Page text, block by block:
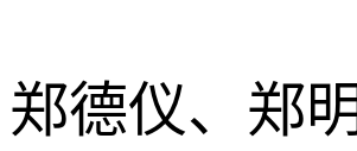
郑德仪、郑明